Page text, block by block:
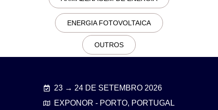
ENERGIA FOTOVOLTAICA
OUTROS
23 → 24 DE SETEMBRO 2026
EXPONOR - PORTO, PORTUGAL